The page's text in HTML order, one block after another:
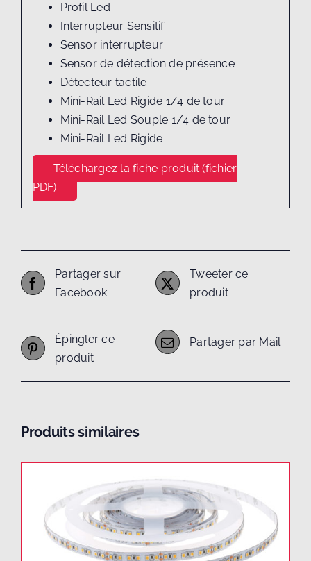
Profil Led
Interrupteur Sensitif
Sensor interrupteur
Sensor de détection de présence
Détecteur tactile
Mini-Rail Led Rigide 1/4 de tour
Mini-Rail Led Souple 1/4 de tour
Mini-Rail Led Rigide
Téléchargez la fiche produit (fichier
PDF)
Partager sur
Facebook
Tweeter ce
produit
Épingler ce
produit
Partager par Mail
Produits similaires